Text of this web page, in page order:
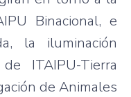
Binacional, e
la iluminación
ITAIPU-Tierra
de Animales